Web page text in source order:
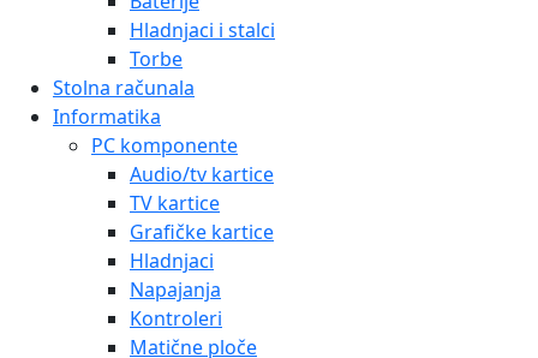
Hladnjaci i stalci
Torbe
Stolna računala
Informatika
PC komponente
Audio/tv kartice
TV kartice
Grafičke kartice
Hladnjaci
Napajanja
Kontroleri
Matične ploče